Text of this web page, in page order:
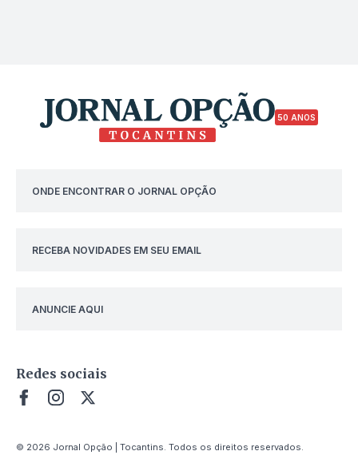
50 ANOS
ONDE ENCONTRAR O JORNAL OPÇÃO
RECEBA NOVIDADES EM SEU EMAIL
ANUNCIE AQUI
Redes sociais
© 2026 Jornal Opção | Tocantins. Todos os direitos reservados.